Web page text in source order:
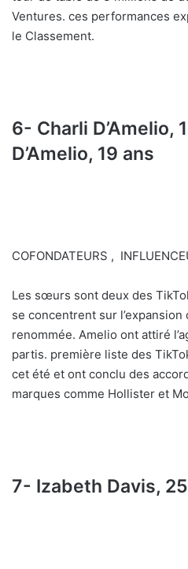
Ventures. ces performances
le Classement.
6- Charli D’Amelio,
D’Amelio, 19 ans
COFONDATEURS ,
Les sœurs sont deux des
se concentrent sur
renommée. Amelio ont attiré
partis. première liste des
cet été et ont conclu des
marques comme Hollister et
7- Izabeth Davis,